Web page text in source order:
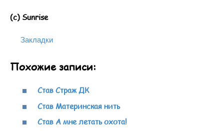
(c) Sunrise
Закладки
Похожие записи:
Став Страж ДК
Став Материнская нить
Став А мне летать охота!